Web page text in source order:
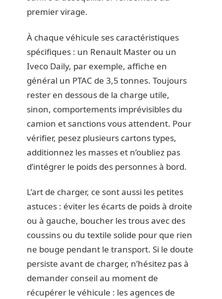
premier virage.
À chaque véhicule ses caractéristiques
spécifiques : un Renault Master ou un
Iveco Daily, par exemple, affiche en
général un PTAC de 3,5 tonnes. Toujours
rester en dessous de la charge utile,
sinon, comportements imprévisibles du
camion et sanctions vous attendent. Pour
vérifier, pesez plusieurs cartons types,
additionnez les masses et n’oubliez pas
d’intégrer le poids des personnes à bord.
L’art de charger, ce sont aussi les petites
astuces : éviter les écarts de poids à droite
ou à gauche, boucher les trous avec des
coussins ou du textile solide pour que rien
ne bouge pendant le transport. Si le doute
persiste avant de charger, n’hésitez pas à
demander conseil au moment de
récupérer le véhicule : les agences de